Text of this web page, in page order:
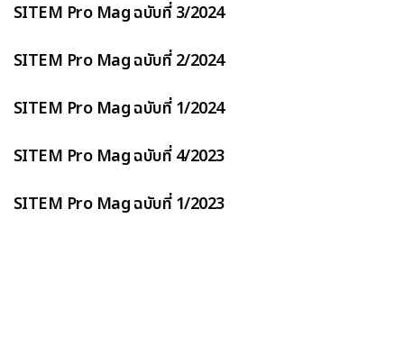
SITEM Pro Mag ฉบับที่ 3/2024
SITEM Pro Mag ฉบับที่ 2/2024
SITEM Pro Mag ฉบับที่ 1/2024
SITEM Pro Mag ฉบับที่ 4/2023
SITEM Pro Mag ฉบับที่ 1/2023